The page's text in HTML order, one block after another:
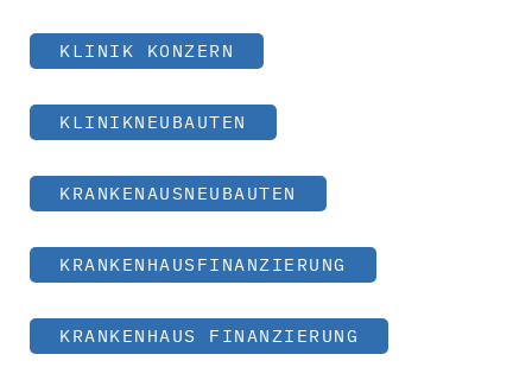
KLINIK KONZERN
KLINIKNEUBAUTEN
KRANKENAUSNEUBAUTEN
KRANKENHAUSFINANZIERUNG
KRANKENHAUS FINANZIERUNG